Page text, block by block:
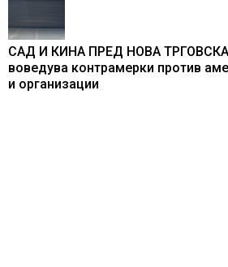
САД И КИНА ПРЕД НОВА ТРГОВСКА
воведува контрамерки против
и организации